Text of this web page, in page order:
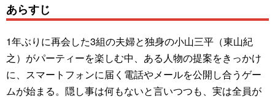
あらすじ
1年ぶりに再会した3組の夫婦と独身の小山三平（東山紀
之）がパーティーを楽しむ中、ある人物の提案をきっかけ
に、スマートフォンに届く電話やメールを公開し合うゲー
ムが始まる。隠し事は何もないと言いつつも、実は全員が